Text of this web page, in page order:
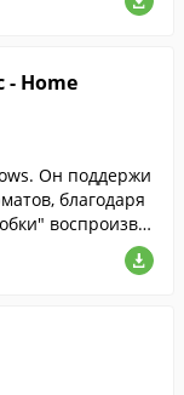
- Home
Он поддержи
благодаря
воспроизво
и не нуждаетс